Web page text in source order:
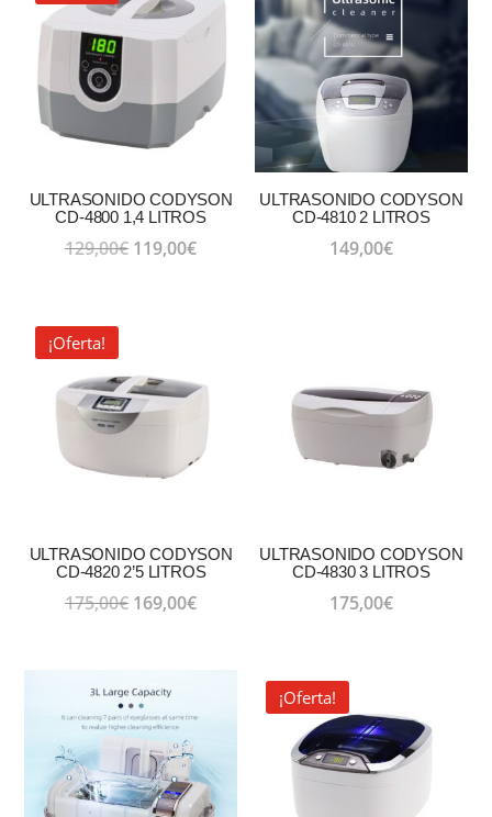
139,00€. 129,00€.
169,00€.
ULTRASONIDO CODYSON
CD-4800 1,4 LITROS
129,00€ El
119,00€El
ULTRASONIDO CODYSON
CD-4810 2 LITROS
149,00€
¡Oferta!
ULTRASONIDO CODYSON
CD-4820 2’5 LITROS
175,00€ El
era:
175,00€.
169,00€El
169,00€.
ULTRASONIDO CODYSON
CD-4830 3 LITROS
175,00€
¡Oferta!